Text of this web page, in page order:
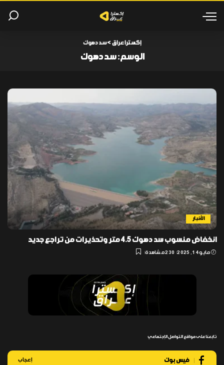
إكسترا عراق >سد دهوك
الوسم:سد دهوك
الأخبار
انخفاض منسوب سد دهوك 4.5 متر وتحذيرات من تراجع جديد
مايو 14, 2025 230 مشاهدة
تابعنا على مواقع التواصل الإجتماعي
فيس بوك إعجاب